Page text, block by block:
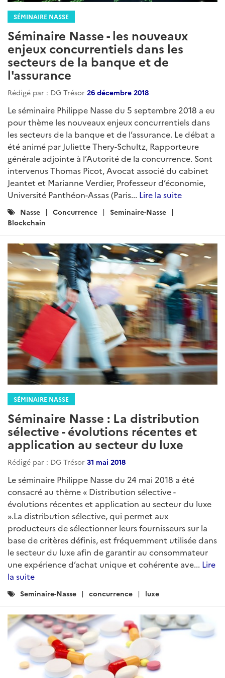
SÉMINAIRE NASSE
Séminaire Nasse - les nouveaux
enjeux concurrentiels dans les
secteurs de la banque et de
l'assurance
Rédigé par : DG Trésor 26 décembre 2018
Le séminaire Philippe Nasse du 5 septembre 2018 a eu
pour thème les nouveaux enjeux concurrentiels dans
les secteurs de la banque et de l’assurance. Le débat a
été animé par Juliette Thery-Schultz, Rapporteure
générale adjointe à l’Autorité de la concurrence. Sont
intervenus Thomas Picot, Avocat associé du cabinet
Jeantet et Marianne Verdier, Professeur d’économie,
Université Panthéon-Assas (Paris... Lire la suite
Catégories
:
Nasse Concurrence
Seminaire-Nasse
Blockchain
SÉMINAIRE NASSE
Séminaire Nasse : La distribution
sélective - évolutions récentes et
application au secteur du luxe
Rédigé par : DG Trésor 31 mai 2018
Le séminaire Philippe Nasse du 24 mai 2018 a été
consacré au thème « Distribution sélective -
évolutions récentes et application au secteur du luxe
».La distribution sélective, qui permet aux
producteurs de sélectionner leurs fournisseurs sur la
base de critères définis, est fréquemment utilisée dans
le secteur du luxe afin de garantir au consommateur
une expérience d’achat unique et cohérente ave... Lire
la suite
Catégories
Seminaire-Nasse concurrence luxe